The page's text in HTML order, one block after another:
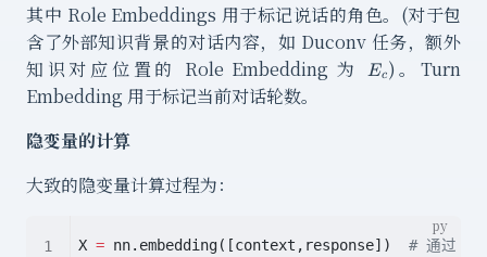
其中 Role Embeddings 用于标记说话的角色。(对于包
含了外部知识背景的对话内容，如 Duconv 任务，额外
知识对应位置的 Role Embedding 为
E_c
Ec )。Turn
Embedding 用于标记当前对话轮数。
隐变量的计算
大致的隐变量计算过程为：
X = nn.embedding([context,response]) # 通过